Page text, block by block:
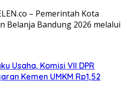
– Pemerintah Kota
Belanja Bandung 2026 melalui
Usaha, Komisi VII DPR
Kemen UMKM Rp1,52